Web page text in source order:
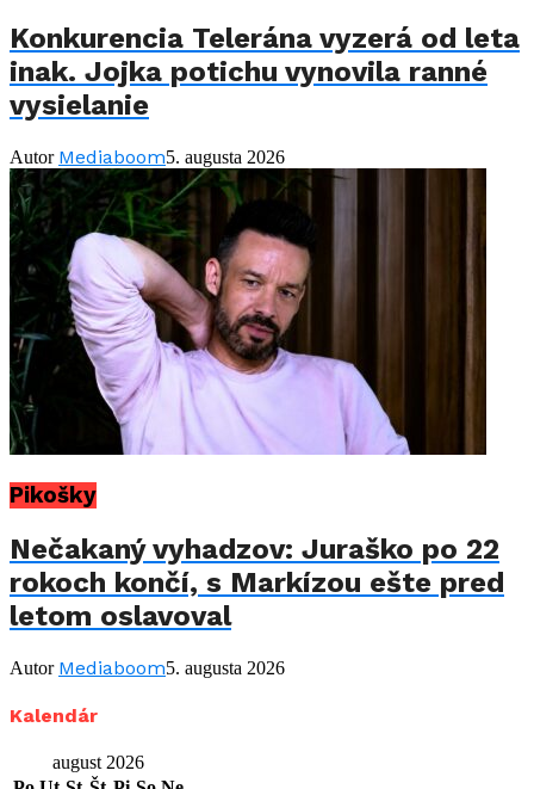
Konkurencia Telerána vyzerá od leta
inak. Jojka potichu vynovila ranné
vysielanie
Autor Mediaboom5. augusta 2026
Pikošky
Nečakaný vyhadzov: Juraško po 22
rokoch končí, s Markízou ešte pred
letom oslavoval
Autor Mediaboom5. augusta 2026
Kalendár
august 2026